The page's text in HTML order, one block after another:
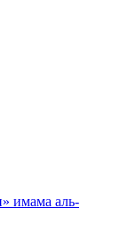
имама аль-